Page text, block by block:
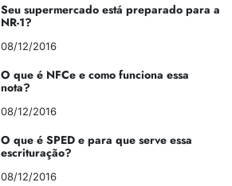
Seu supermercado está preparado para a
NR-1?
08/12/2016
O que é NFCe e como funciona essa
nota?
08/12/2016
O que é SPED e para que serve essa
escrituração?
08/12/2016